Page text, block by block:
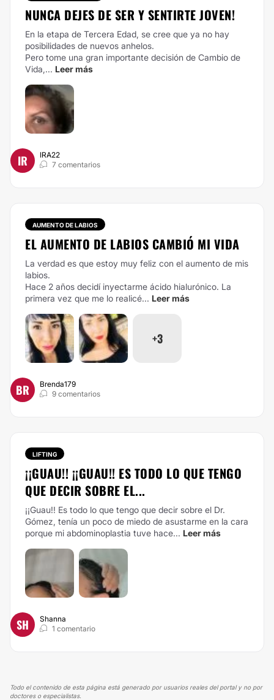
NUNCA DEJES DE SER Y SENTIRTE JOVEN!
En la etapa de Tercera Edad, se cree que ya no hay
posibilidades de nuevos anhelos.
Pero tome una gran importante decisión de Cambio de
Vida,... Leer más
IR
IRA22
7 comentarios
AUMENTO DE LABIOS
EL AUMENTO DE LABIOS CAMBIÓ MI VIDA
La verdad es que estoy muy feliz con el aumento de mis
labios.
Hace 2 años decidí inyectarme ácido hialurónico. La
primera vez que me lo realicé... Leer más
+3
BR
Brenda179
9 comentarios
LIFTING
¡¡GUAU!! ¡¡GUAU!! ES TODO LO QUE TENGO
QUE DECIR SOBRE EL...
¡¡Guau!! Es todo lo que tengo que decir sobre el Dr.
Gómez, tenía un poco de miedo de asustarme en la cara
porque mi abdominoplastia tuve hace... Leer más
SH
Shanna
1 comentario
Todo el contenido de esta página está generado por usuarios reales del portal y no por
doctores o especialistas.